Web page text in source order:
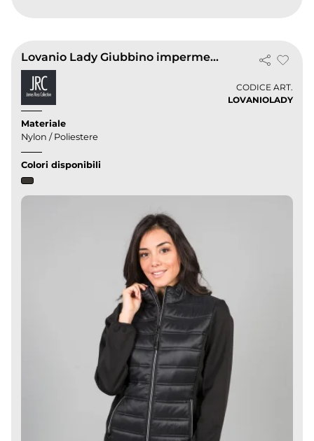
Lovanio Lady Giubbino impermeabile nylon softshell piuma nero
CODICE ART.
LOVANIOLADY
Materiale
Nylon / Poliestere
Colori disponibili